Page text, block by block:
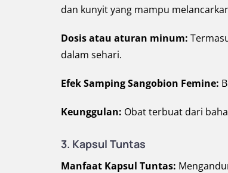
dan kunyit yang mampu
Dosis atau aturan minum:
dalam sehari.
Efek Samping Sangobion Femine:
Keunggulan: Obat terbuat dari
3. Kapsul Tuntas
Manfaat Kapsul Tuntas: